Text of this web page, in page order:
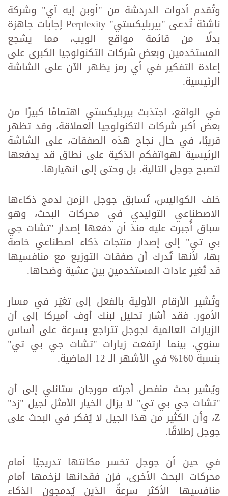
وتُقدم أدوات الدردشة من "أوبن إيه آي" وشركة
ناشئة تُدعى "بيربليكستي" Perplexity إجابات جاهزة
بدلًا من قائمة مواقع الويب، مما يشجع
المستخدمين وبعض شركات التكنولوجيا الكبرى على
إعادة التفكير في أي رمز يظهر الآن على الشاشة
الرئيسية.
في الواقع، اجتذبت بيربليكستي اهتمامًا كبيرًا من
بعض أكبر شركات التكنولوجيا العملاقة، وقد تظهر
قريبًا، في حال نجاح هذه الصفقات، على الشاشة
الرئيسية لهواتفكم الذكية على نطاق قد يدفعها
لتصبح جوجل التالية. بل وحتى إلى انهيارها.
خلف الكواليس، تُسابق جوجل الزمن لدمج ذكاءها
الاصطناعي التوليدي في محركات البحث، وهو
سباق أُجبرت عليه منذ أن دفعها إصدار "تشات جي
بي تي" إلى إصدار منتجات ذكاء اصطناعي خاصة
بها، لأنها تُدرك أن صفقات التوزيع مع منافسيها
قد تُغير عادات المستخدمين بين عشية وضحاها.
وتُشير الأرقام الأولية بالفعل إلى تغيّر في مسار
الأمور. فقد أشار تحليل لبنك أوف أميركا إلى أن
الزيارات العالمية لجوجل تتراجع بسرعة على أساس
سنوي، بينما ارتفعت زيارات "تشات جي بي تي"
بنسبة 160% في الأشهر الـ 12 الماضية.
ويُشير بحث منفصل أجرته مورجان ستانلي إلى أن
"تشات جي بي تي" لا يزال الخيار الأمثل لجيل "زد"
Z، وأن الكثير من هذا الجيل لا يُفكر في البحث على
جوجل إطلاقًا.
في حين أن جوجل تخسر مكانتها تدريجيًا أمام
محركات البحث الأخرى، فإن فقدانها لزخمها أمام
منافسيها الأكثر سرعةً الذين يُدمجون الذكاء